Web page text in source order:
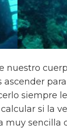
nuestro
siempre
si la
muy sencilla